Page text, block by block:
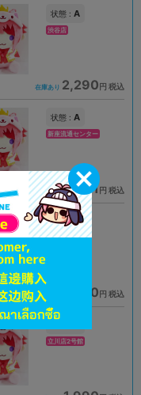
状態 : A
渋谷店
在庫あり 2,290円 税込
状態 : A
新座流通センター
在庫あり 1,491円 税込
状態 :B
オンライン
在庫あり 2,390円 税込
立川店2号館